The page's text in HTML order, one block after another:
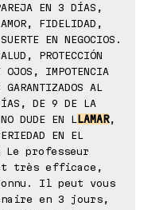
EN 3 DÍAS,
FIDELIDAD,
EN NEGOCIOS.
PROTECCIÓN
OJOS, IMPOTENCIA
AL
DE 9 DE LA
DUDE EN L LAMAR,
EN EL
Le professeur
et très efficace,
Il peut vous
en 3 jours,